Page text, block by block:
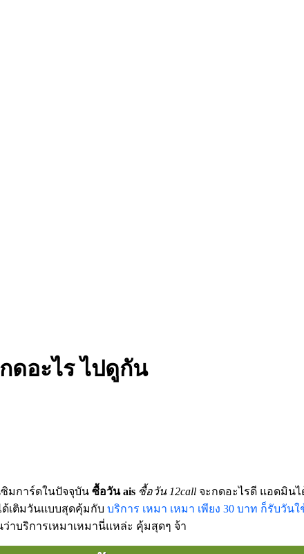
ดอะไร ไปดูกัน
มการ์ดในปัจจุบัน ซื้อวัน ais ซื้อวัน 12call จะกดอะไรดี แอดมิน
ด้เติมวันแบบสุดคุ้มกับ บริการ เหมา เหมา เพียง 30 บาท ก็รับวัน
าบริการเหมาเหมานี่แหล่ะ คุ้มสุดๆ จ้า